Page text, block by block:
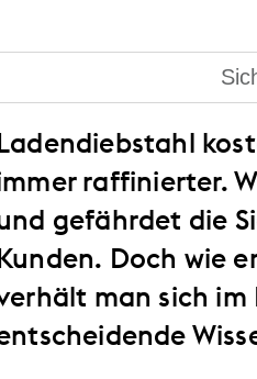
raffinierter.
gefährdet die
Doch wie
man sich